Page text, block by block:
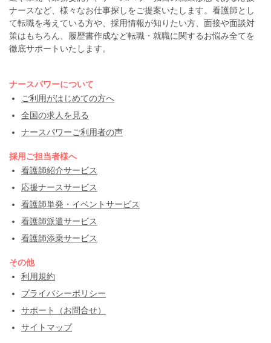
ナースなど、様々なお仕事探しをご提案いたします。看護師とし
て転職を考えている方や、採用情報が知りたい方、面接や面談対
策はもちろん、履歴書作成など転職・就職に関するお悩み全てを
徹底サポートいたします。
ナースパワーについて
ご利用がはじめての方へ
全国の求人を見る
ナースパワーご利用者の声
採用ご担当者様へ
看護師紹介サービス
応援ナースサービス
看護師単発・イベントサービス
看護師派遣サービス
看護師添乗サービス
その他
利用規約
プライバシーポリシー
サポート（お問合せ）
サイトマップ